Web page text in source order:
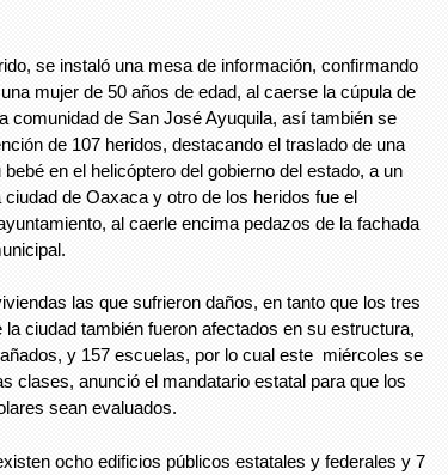
se instaló una mesa de información, confirmando
mujer de 50 años de edad, al caerse la cúpula de
comunidad de San José Ayuquila, así también se
de 107 heridos, destacando el traslado de una
en el helicóptero del gobierno del estado, a un
ciudad de Oaxaca y otro de los heridos fue el
al caerle encima pedazos de la fachada
las que sufrieron daños, en tanto que los tres
la ciudad también fueron afectados en su estructura,
y 157 escuelas, por lo cual este miércoles se
clases, anunció el mandatario estatal para que los
sean evaluados.
ocho edificios públicos estatales y federales y 7